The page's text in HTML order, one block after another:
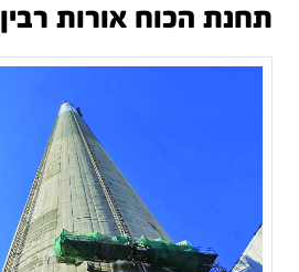
תחנת הכוח אורות רבין